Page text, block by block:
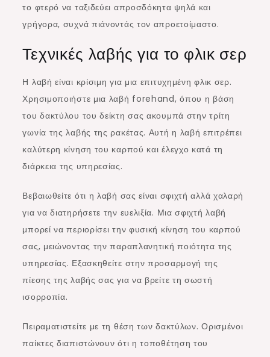
το φτερό να ταξιδεύει απροσδόκητα ψηλά και
γρήγορα, συχνά πιάνοντάς τον απροετοίμαστο.
Τεχνικές λαβής για το φλικ σερ
Η λαβή είναι κρίσιμη για μια επιτυχημένη φλικ σερ.
Χρησιμοποιήστε μια λαβή forehand, όπου η βάση
του δακτύλου του δείκτη σας ακουμπά στην τρίτη
γωνία της λαβής της ρακέτας. Αυτή η λαβή επιτρέπει
καλύτερη κίνηση του καρπού και έλεγχο κατά τη
διάρκεια της υπηρεσίας.
Βεβαιωθείτε ότι η λαβή σας είναι σφιχτή αλλά χαλαρή
για να διατηρήσετε την ευελιξία. Μια σφιχτή λαβή
μπορεί να περιορίσει την φυσική κίνηση του καρπού
σας, μειώνοντας την παραπλανητική ποιότητα της
υπηρεσίας. Εξασκηθείτε στην προσαρμογή της
πίεσης της λαβής σας για να βρείτε τη σωστή
ισορροπία.
Πειραματιστείτε με τη θέση των δακτύλων. Ορισμένοι
παίκτες διαπιστώνουν ότι η τοποθέτηση του